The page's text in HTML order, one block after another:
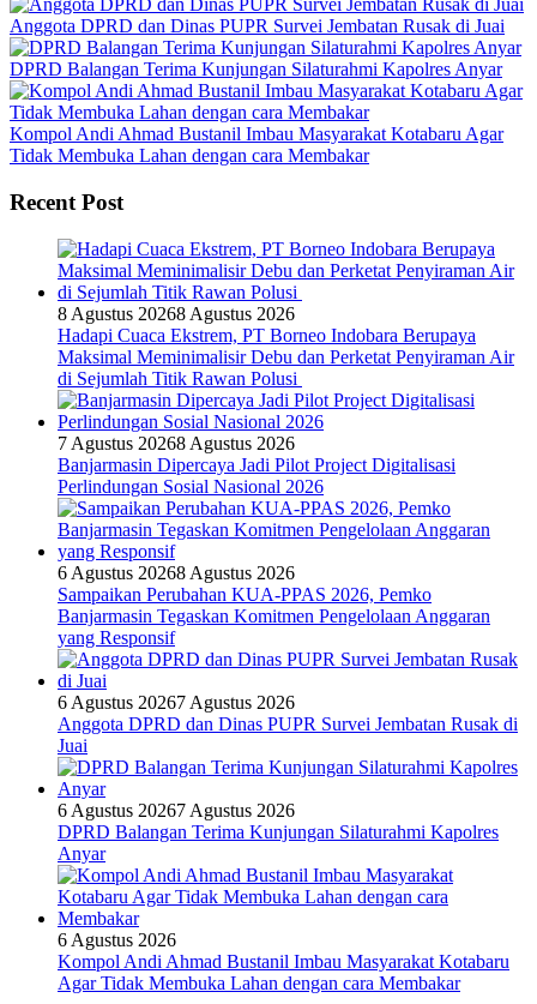
Anggota DPRD dan Dinas PUPR Survei Jembatan Rusak di Juai
DPRD Balangan Terima Kunjungan Silaturahmi Kapolres Anyar
Kompol Andi Ahmad Bustanil Imbau Masyarakat Kotabaru Agar
Tidak Membuka Lahan dengan cara Membakar
Recent Post
8 Agustus 20268 Agustus 2026
Hadapi Cuaca Ekstrem, PT Borneo Indobara Berupaya
Maksimal Meminimalisir Debu dan Perketat Penyiraman Air
di Sejumlah Titik Rawan Polusi
7 Agustus 20268 Agustus 2026
Banjarmasin Dipercaya Jadi Pilot Project Digitalisasi
Perlindungan Sosial Nasional 2026
6 Agustus 20268 Agustus 2026
Sampaikan Perubahan KUA-PPAS 2026, Pemko
Banjarmasin Tegaskan Komitmen Pengelolaan Anggaran
yang Responsif
6 Agustus 20267 Agustus 2026
Anggota DPRD dan Dinas PUPR Survei Jembatan Rusak di
Juai
6 Agustus 20267 Agustus 2026
DPRD Balangan Terima Kunjungan Silaturahmi Kapolres
Anyar
6 Agustus 2026
Kompol Andi Ahmad Bustanil Imbau Masyarakat Kotabaru
Agar Tidak Membuka Lahan dengan cara Membakar